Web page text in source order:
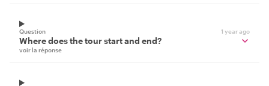
Question 1 year ago
Where does the tour start and end?
voir la réponse